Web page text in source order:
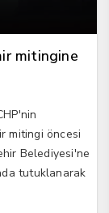
mitingine
mitingi öncesi
Belediyesi'ne
tutuklanarak